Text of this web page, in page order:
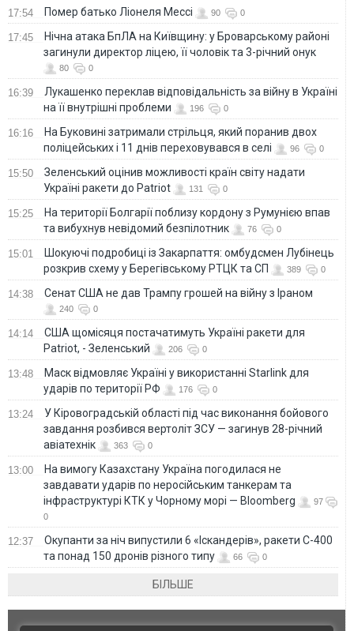
17:54 Помер батько Ліонеля Мессі 90 0
17:45
Нічна атака БпЛА на Київщину: у Броварському районі
загинули директор ліцею, її чоловік та 3-річний онук
80 0
16:39
Лукашенко переклав відповідальність за війну в Україні
на її внутрішні проблеми
196 0
16:16
На Буковині затримали стрільця, який поранив двох
поліцейських і 11 днів переховувався в селі
96 0
15:50
Зеленський оцінив можливості країн світу надати
Україні ракети до Patriot
131 0
15:25
На території Болгарії поблизу кордону з Румунією впав
та вибухнув невідомий безпілотник
76 0
15:01
Шокуючі подробиці із Закарпаття: омбудсмен Лубінець
розкрив схему у Берегівському РТЦК та СП
389 0
14:38 Сенат США не дав Трампу грошей на війну з Іраном
240 0
14:14
США щомісяця постачатимуть Україні ракети для
Patriot, - Зеленський
206 0
13:48
Маск відмовляє Україні у використанні Starlink для
ударів по території РФ
176 0
13:24
У Кіровоградській області під час виконання бойового
завдання розбився вертоліт ЗСУ — загинув 28-річний
авіатехнік
363 0
13:00
На вимогу Казахстану Україна погодилася не
завдавати ударів по неросійським танкерам та
інфраструктурі КТК у Чорному морі — Bloomberg
97
0
12:37
Окупанти за ніч випустили 6 «Іскандерів», ракети С-400
та понад 150 дронів різного типу
66 0
БІЛЬШЕ